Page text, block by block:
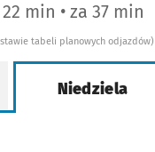
min • za 37 min
tabeli planowych odjazdów)
Niedziela